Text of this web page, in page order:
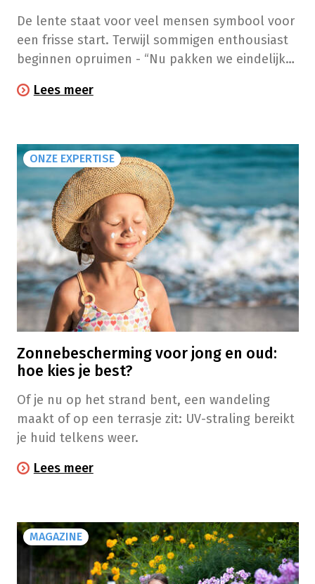
De lente staat voor veel mensen symbool voor
een frisse start. Terwijl sommigen enthousiast
beginnen opruimen - “Nu pakken we eindelijk
dat ook hun lichaam een grote schoonmaak
Maar heeft je lichaam zo’n lenteschoonmaak
wel nodig? Of is detoxen vooral een
hardnekkige mythe?
Lees meer
ONZE EXPERTISE
Zonnebescherming voor jong en oud:
hoe kies je best?
Of je nu op het strand bent, een wandeling
maakt of op een terrasje zit: UV-straling bereikt
je huid telkens weer.
Lees meer
MAGAZINE